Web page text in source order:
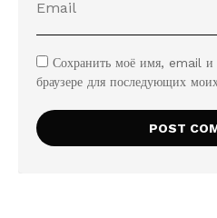
Сохранить моё имя, email и
браузере для последующих